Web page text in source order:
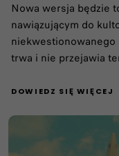
Nowa wersja będzie
nawiązującym do
trwa i nie przejawia
DOWIEDZ SIĘ WIĘCEJ